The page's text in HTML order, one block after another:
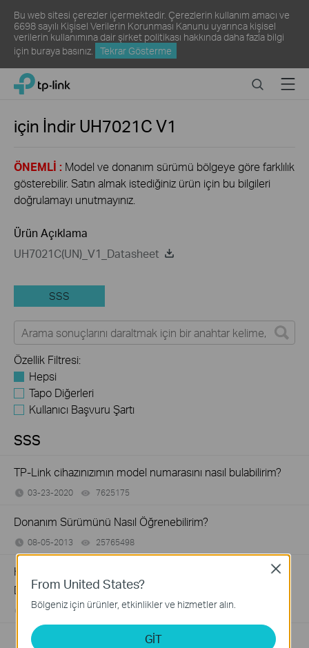
Bu web sitesi çerezler içermektedir. Çerezlerin kullanım amacı ve
6698 sayılı Kişisel Verilerin Korunması Kanunu uyarınca kişisel
verilerin kullanımına dair şirket politikası hakkında daha fazla bilgi
için buraya basınız. Tekrar Gösterme
Click
navigation
TP-Link, Reliably Smart SearchMenu
için İndirUH7021CV1
ÖNEMLİ : Model ve donanım sürümü bölgeye göre farklılık
gösterebilir. Satın almak istediğiniz ürün için bu bilgileri
doğrulamayı unutmayınız.
Ürün Açıklama
UH7021C(UN)_V1_Datasheet
SSS
Özellik Filtresi:
Hepsi
Tapo Diğerleri
Kullanıcı Başvuru Şartı
SSS
TP-Link cihazınızımın model numarasını nasıl bulabilirim?
03-23-2020 7625175
Donanım Sürümünü Nasıl Öğrenebilirim?
08-05-2013 25765498
How to Find the Serial Number (S/N) on Your TP-Link
Device
03-19-2013 489173views
From United States?
Bölgeniz için ürünler, etkinlikler ve hizmetler alın.
GİT
Close